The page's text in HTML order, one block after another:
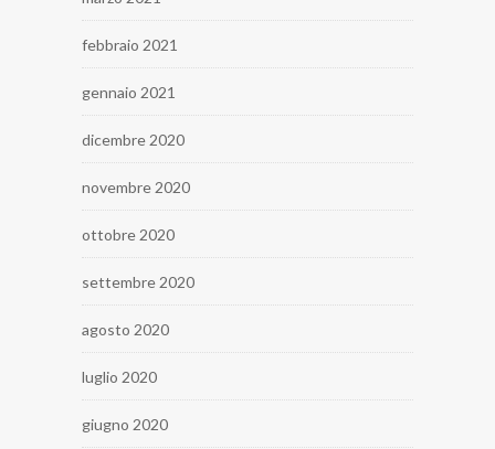
febbraio 2021
gennaio 2021
dicembre 2020
novembre 2020
ottobre 2020
settembre 2020
agosto 2020
luglio 2020
giugno 2020